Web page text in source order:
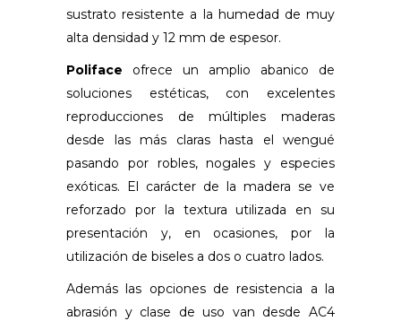
sustrato resistente a la humedad de muy
alta densidad y 12 mm de espesor.
Poliface ofrece un amplio abanico de
soluciones estéticas, con excelentes
reproducciones de múltiples maderas
desde las más claras hasta el wengué
pasando por robles, nogales y especies
exóticas. El carácter de la madera se ve
reforzado por la textura utilizada en su
presentación y, en ocasiones, por la
utilización de biseles a dos o cuatro lados.
Además las opciones de resistencia a la
abrasión y clase de uso van desde AC4